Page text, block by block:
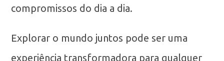
compromissos do dia a dia.
Explorar o mundo juntos pode ser uma
experiência transformadora para qualquer